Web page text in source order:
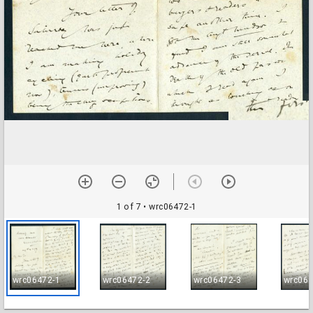
1 of 7 • wrc06472-1
wrc06472-1 wrc06472-2 wrc06472-3